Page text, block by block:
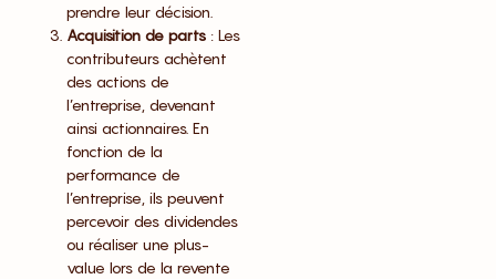
prendre leur décision.
Acquisition de parts : Les
contributeurs achètent
des actions de
l’entreprise, devenant
ainsi actionnaires. En
fonction de la
performance de
l’entreprise, ils peuvent
percevoir des dividendes
ou réaliser une plus-
value lors de la revente